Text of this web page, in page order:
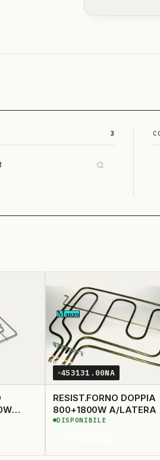
3
453131.00NA
RESIST.FORNO DOPPIA
800+1800W A/LATERA
DISPONIBILE